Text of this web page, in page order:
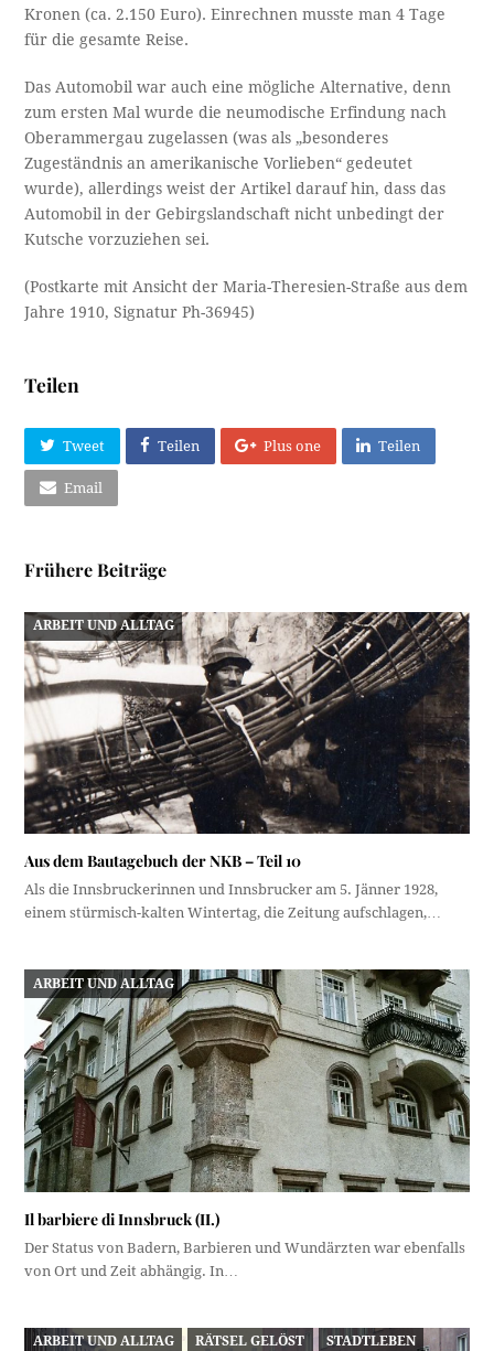
Kronen (ca. 2.150 Euro). Einrechnen musste man 4 Tage
für die gesamte Reise.
Das Automobil war auch eine mögliche Alternative, denn
zum ersten Mal wurde die neumodische Erfindung nach
Oberammergau zugelassen (was als „besonderes
Zugeständnis an amerikanische Vorlieben“ gedeutet
wurde), allerdings weist der Artikel darauf hin, dass das
Automobil in der Gebirgslandschaft nicht unbedingt der
Kutsche vorzuziehen sei.
(Postkarte mit Ansicht der Maria-Theresien-Straße aus dem
Jahre 1910, Signatur Ph-36945)
Teilen
Tweet Teilen Plus one Teilen
Email
Frühere Beiträge
ARBEIT UND ALLTAG
Aus dem Bautagebuch der NKB – Teil 10
Als die Innsbruckerinnen und Innsbrucker am 5. Jänner 1928,
einem stürmisch-kalten Wintertag, die Zeitung aufschlagen,…
ARBEIT UND ALLTAG
Il barbiere di Innsbruck (II.)
Der Status von Badern, Barbieren und Wundärzten war ebenfalls
von Ort und Zeit abhängig. In…
ARBEIT UND ALLTAG RÄTSEL GELÖST STADTLEBEN